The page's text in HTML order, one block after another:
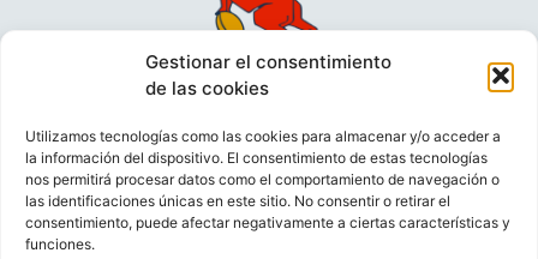
Gestionar el consentimiento
de las cookies
Utilizamos tecnologías como las cookies para almacenar y/o acceder a
la información del dispositivo. El consentimiento de estas tecnologías
nos permitirá procesar datos como el comportamiento de navegación o
las identificaciones únicas en este sitio. No consentir o retirar el
consentimiento, puede afectar negativamente a ciertas características y
funciones.